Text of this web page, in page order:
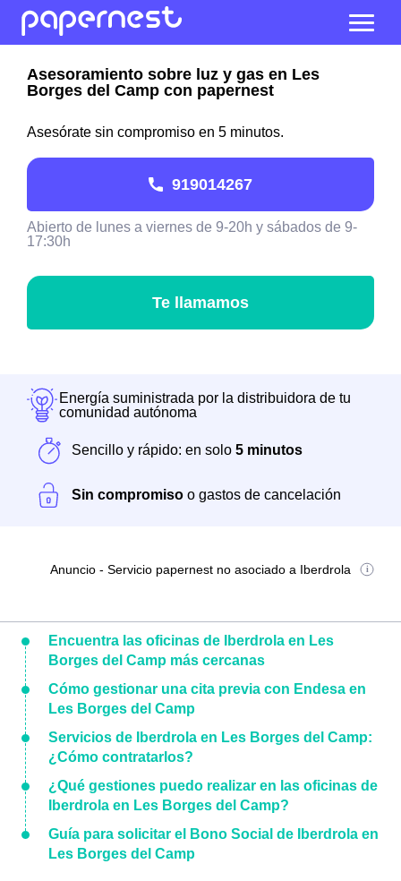
Asesoramiento sobre luz y gas en Les
Borges del Camp con papernest
Asesórate sin compromiso en 5 minutos.
919014267
Abierto de lunes a viernes de 9-20h y sábados de 9-
17:30h
Te llamamos
Energía suministrada por la distribuidora de tu
comunidad autónoma
Sencillo y rápido: en solo 5 minutos
Sin compromiso o gastos de cancelación
Anuncio - Servicio papernest no asociado a Iberdrola
Encuentra las oficinas de Iberdrola en Les
Borges del Camp más cercanas
Cómo gestionar una cita previa con Endesa en
Les Borges del Camp
Servicios de Iberdrola en Les Borges del Camp:
¿Cómo contratarlos?
¿Qué gestiones puedo realizar en las oficinas de
Iberdrola en Les Borges del Camp?
Guía para solicitar el Bono Social de Iberdrola en
Les Borges del Camp